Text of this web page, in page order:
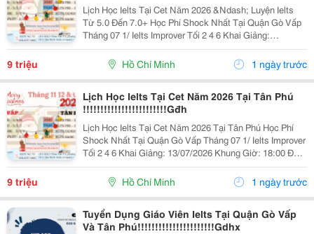
Lịch Học Ielts Tại Cet Năm 2026 &Ndash; Luyện Ielts
Từ 5.0 Đến 7.0+ Học Phí Shock Nhất Tại Quận Gò Vấp
Tháng 07 1/ Ielts Improver Tối 2 4 6 Khai Giảng:
13/07/2026 Khung Giờ: 18:00 Đến 21:00 Học Phí Ưu Đãi
5% Khi Đăng Ký 2/ Ielts...
9 triệu Hồ Chí Minh 1 ngày trước
Lịch Học Ielts Tại Cet Năm 2026 Tại Tân Phú
!!!!!!!!!!!!!!!!!!!!!!!!Gđh
Lịch Học Ielts Tại Cet Năm 2026 Tại Tân Phú Học Phí
Shock Nhất Tại Quận Gò Vấp Tháng 07 1/ Ielts Improver
Tối 2 4 6 Khai Giảng: 13/07/2026 Khung Giờ: 18:00 Đến
21:00 Học Phí Ưu Đãi 5% Khi Đăng Ký 2/ Ielts Basic Tối
3 5 7 Khai...
9 triệu Hồ Chí Minh 1 ngày trước
Tuyển Dụng Giáo Viên Ielts Tại Quận Gò Vấp
Và Tân Phú!!!!!!!!!!!!!!!!!!!!!!Gdhx